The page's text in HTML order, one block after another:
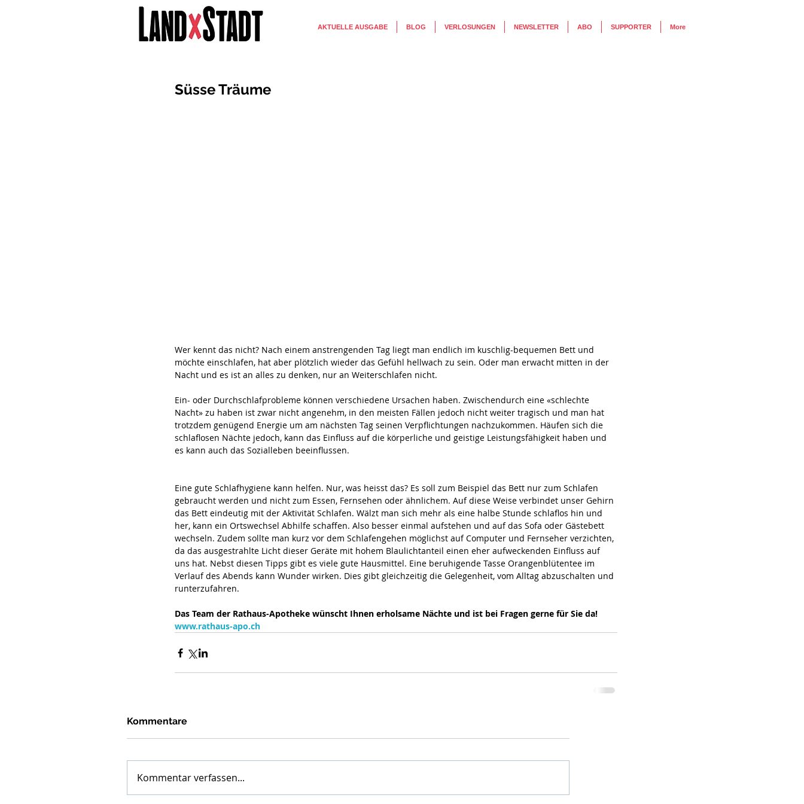
AKTUELLE AUSGABE BLOG VERLOSUNGEN NEWSLETTER ABO SUPPORTER More
Süsse Träume
Wer kennt das nicht? Nach einem anstrengenden Tag liegt man endlich im kuschlig-bequemen Bett und
möchte einschlafen, hat aber plötzlich wieder das Gefühl hellwach zu sein. Oder man erwacht mitten in der
Nacht und es ist an alles zu denken, nur an Weiterschlafen nicht.
Ein- oder Durchschlafprobleme können verschiedene Ursachen haben. Zwischendurch eine «schlechte
Nacht» zu haben ist zwar nicht angenehm, in den meisten Fällen jedoch nicht weiter tragisch und man hat
trotzdem genügend Energie um am nächsten Tag seinen Verpflichtungen nachzukommen. Häufen sich die
schlaflosen Nächte jedoch, kann das Einfluss auf die körperliche und geistige Leistungsfähigkeit haben und
es kann auch das Sozialleben beeinflussen.
Eine gute Schlafhygiene kann helfen. Nur, was heisst das? Es soll zum Beispiel das Bett nur zum Schlafen
gebraucht werden und nicht zum Essen, Fernsehen oder ähnlichem. Auf diese Weise verbindet unser Gehirn
das Bett eindeutig mit der Aktivität Schlafen. Wälzt man sich mehr als eine halbe Stunde schlaflos hin und
her, kann ein Ortswechsel Abhilfe schaffen. Also besser einmal aufstehen und auf das Sofa oder Gästebett
wechseln. Zudem sollte man kurz vor dem Schlafengehen möglichst auf Computer und Fernseher verzichten,
da das ausgestrahlte Licht dieser Geräte mit hohem Blaulichtanteil einen eher aufweckenden Einfluss auf
uns hat. Nebst diesen Tipps gibt es viele gute Hausmittel. Eine beruhigende Tasse Orangenblütentee im
Verlauf des Abends kann Wunder wirken. Dies gibt gleichzeitig die Gelegenheit, vom Alltag abzuschalten und
runterzufahren.
Das Team der Rathaus-Apotheke wünscht Ihnen erholsame Nächte und ist bei Fragen gerne für Sie da!
www.rathaus-apo.ch
Kommentare
Kommentar verfassen...